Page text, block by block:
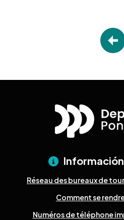
Réseau des bureaux de
Comment se
Numéros de téléphone